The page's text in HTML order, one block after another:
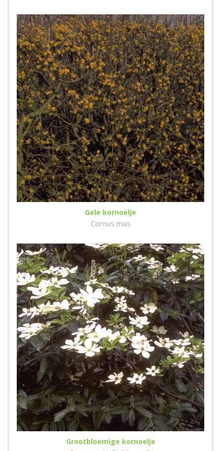
Gele kornoelje
Cornus mas
Grootbloemige kornoelje